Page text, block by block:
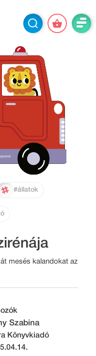
#állatok
mesés kalandokat az
Szabina
Könyvkiadó